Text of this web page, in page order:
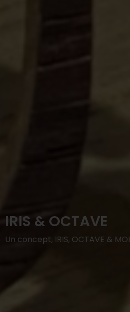
IRIS & OCTAVE
Un concept, IRIS, OCTAVE & MOI